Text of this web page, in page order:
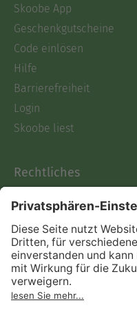
Skoobe App
Geschenkgutscheine
Code einlösen
Hilfe
Barrierefreiheit
Login
Skoobe liest
Rechtliches
AGB
Informationen nach Data
Act
Verträge hier kündigen
Impressum